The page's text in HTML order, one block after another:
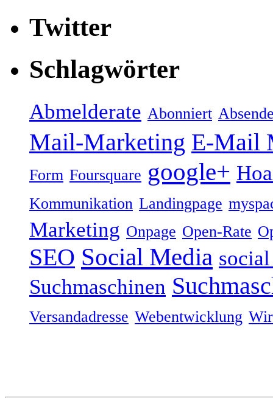
Twitter
Schlagwörter
Abmelderate Abonniert
Mail-Marketing E-Mail
Form Foursquare google+
Kommunikation Landingpage
Marketing Onpage Open-Rate
SEO Social Media
Suchmaschinen
Versandadresse Webentwicklung